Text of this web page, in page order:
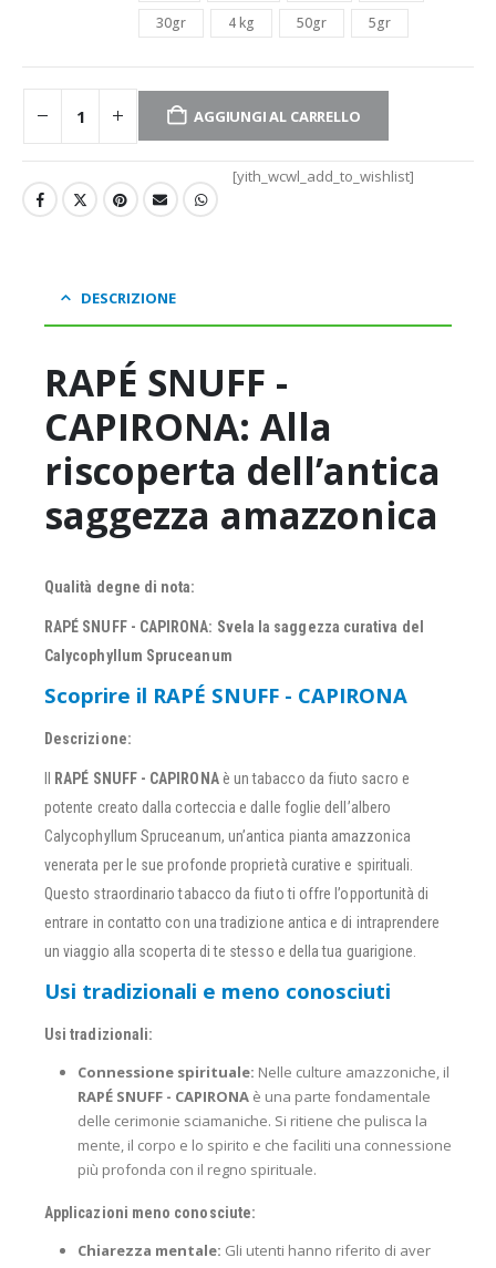
30gr
4 kg 50gr 5gr
AGGIUNGI AL CARRELLO
[yith_wcwl_add_to_wishlist]
DESCRIZIONE
RAPÉ SNUFF -
CAPIRONA: Alla
riscoperta dell’antica
saggezza amazzonica
Qualità degne di nota:
RAPÉ SNUFF - CAPIRONA: Svela la saggezza curativa del
Calycophyllum Spruceanum
Scoprire il RAPÉ SNUFF - CAPIRONA
Descrizione:
RAPÉ SNUFF - CAPIRONAè un tabacco da fiuto sacro e
potente creato dalla corteccia e dalle foglie dell’albero
Calycophyllum Spruceanum, un’antica pianta amazzonica
venerata per le sue profonde proprietà curative e spirituali.
Questo straordinario tabacco da fiuto ti offre l’opportunità di
entrare in contatto con una tradizione antica e di intraprendere
un viaggio alla scoperta di te stesso e della tua guarigione.
Usi tradizionali e meno conosciuti
Usi tradizionali:
Connessione spirituale: Nelle culture amazzoniche, il
RAPÉ SNUFF - CAPIRONAè una parte fondamentale
delle cerimonie sciamaniche. Si ritiene che pulisca la
mente, il corpo e lo spirito e che faciliti una connessione
più profonda con il regno spirituale.
Applicazioni meno conosciute:
Chiarezza mentale: Gli utenti hanno riferito di aver